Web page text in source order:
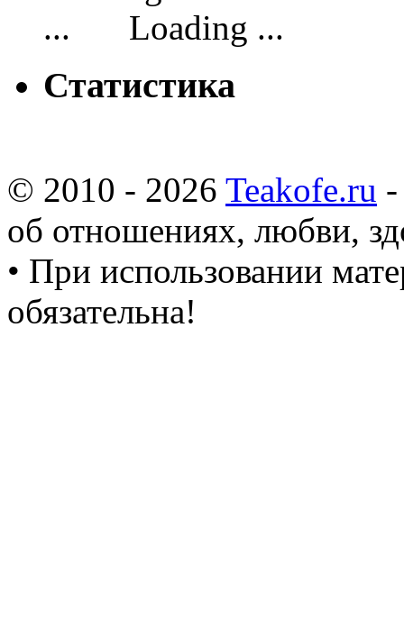
Loading ...
Статистика
© 2010 - 2026 Teakofe.ru
об отношениях, любви,
• При использовании
обязательна!